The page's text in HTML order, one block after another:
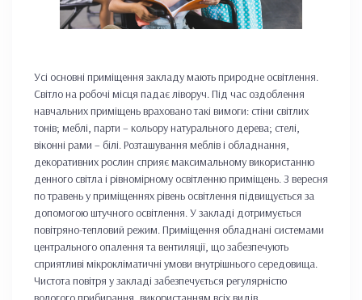
Усі основні приміщення закладу мають природне освітлення.
Світло на робочі місця падає ліворуч. Під час оздоблення
навчальних приміщень враховано такі вимоги: стіни світлих
тонів; меблі, парти – кольору натурального дерева; стелі,
віконні рами – білі. Розташування меблів і обладнання,
декоративних рослин сприяє максимальному використанню
денного світла і рівномірному освітленню приміщень. З вересня
по травень у приміщеннях рівень освітлення підвищується за
допомогою штучного освітлення. У закладі дотримується
повітряно-тепловий режим. Приміщення обладнані системами
центрального опалення та вентиляції, що забезпечують
сприятливі мікрокліматичні умови внутрішнього середовища.
Чистота повітря у закладі забезпечується регулярністю